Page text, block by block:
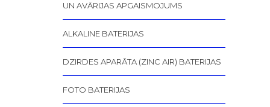
UN AVĀRIJAS APGAISMOJUMS
ALKALINE BATERIJAS
DZIRDES APARĀTA (ZINC AIR) BATERIJAS
FOTO BATERIJAS